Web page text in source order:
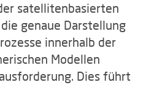
satellitenbasierten
genaue Darstellung
innerhalb der
Modellen
Dies führt